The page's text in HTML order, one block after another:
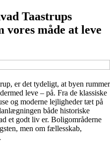
Taastrups
vores måde at leve
er det tydeligt, at byen rummer
leve – på. Fra de klassiske
og moderne lejligheder tæt på
både historiske
et godt liv er. Boligområderne
men om fællesskab,